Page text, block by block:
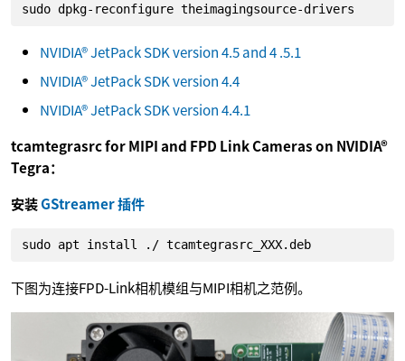
sudo dpkg-reconfigure theimagingsource-drivers
NVIDIA® JetPack SDK version 4.5 and 4 .5.1
NVIDIA® JetPack SDK version 4.4
NVIDIA® JetPack SDK version 4.4.1
tcamtegrasrc for MIPI and FPD Link Cameras on NVIDIA®
Tegra：
安装GStreamer 插件
sudo apt install ./ tcamtegrasrc_XXX.deb
下图为连接FPD-Link相机模组与MIPI相机之范例。